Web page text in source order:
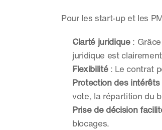
Pour les start-up et les
Clarté juridique : Grâce
juridique est
Flexibilité : Le contrat
Protection des
vote, la répartition du
Prise de décision
blocages.